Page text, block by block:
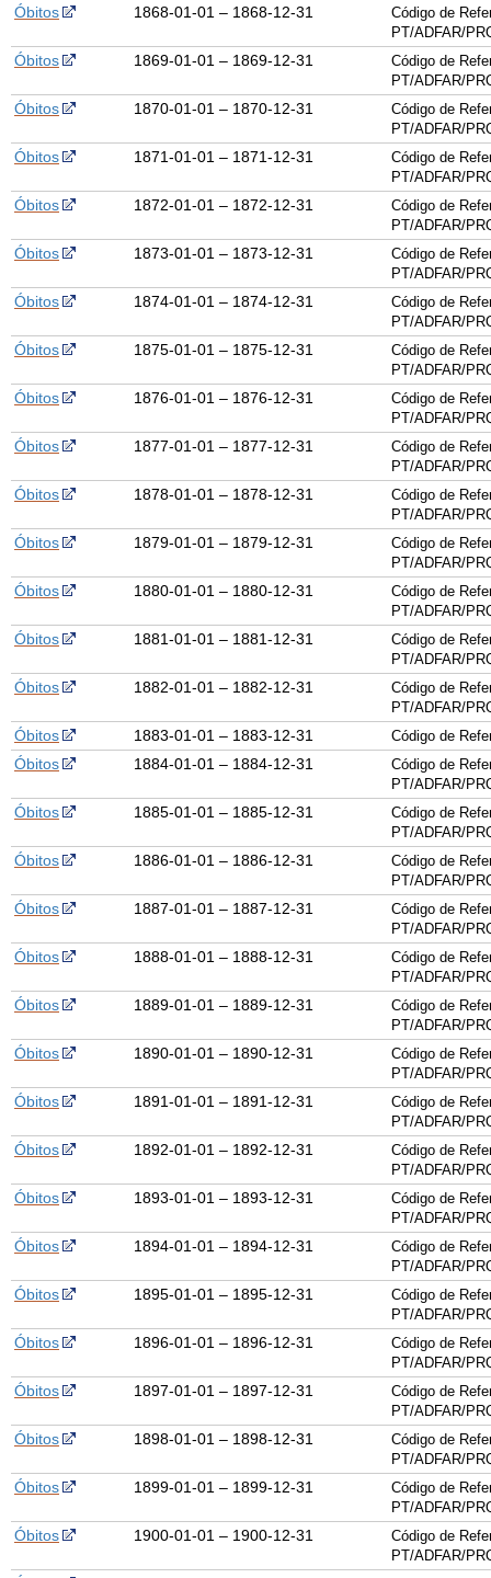
Óbitos 1868-01-01 – 1868-12-31
Código de
PT/ADFAR/
Óbitos 1869-01-01 – 1869-12-31
Código de
PT/ADFAR/
Óbitos 1870-01-01 – 1870-12-31
Código de
PT/ADFAR/
Óbitos 1871-01-01 – 1871-12-31
Código de
PT/ADFAR/
Óbitos 1872-01-01 – 1872-12-31
Código de
PT/ADFAR/
Óbitos 1873-01-01 – 1873-12-31
Código de
PT/ADFAR/
Óbitos 1874-01-01 – 1874-12-31
Código de
PT/ADFAR/
Óbitos 1875-01-01 – 1875-12-31
Código de
PT/ADFAR/
Óbitos 1876-01-01 – 1876-12-31
Código de
PT/ADFAR/
Óbitos 1877-01-01 – 1877-12-31
Código de
PT/ADFAR/
Óbitos 1878-01-01 – 1878-12-31
Código de
PT/ADFAR/
Óbitos 1879-01-01 – 1879-12-31
Código de
PT/ADFAR/
Óbitos 1880-01-01 – 1880-12-31
Código de
PT/ADFAR/
Óbitos 1881-01-01 – 1881-12-31
Código de
PT/ADFAR/
Óbitos 1882-01-01 – 1882-12-31
Código de
PT/ADFAR/
Óbitos 1883-01-01 – 1883-12-31 Código de
Óbitos 1884-01-01 – 1884-12-31
Código de
PT/ADFAR/
Óbitos 1885-01-01 – 1885-12-31
Código de
PT/ADFAR/
Óbitos 1886-01-01 – 1886-12-31
Código de
PT/ADFAR/
Óbitos 1887-01-01 – 1887-12-31
Código de
PT/ADFAR/
Óbitos 1888-01-01 – 1888-12-31
Código de
PT/ADFAR/
Óbitos 1889-01-01 – 1889-12-31
Código de
PT/ADFAR/
Óbitos 1890-01-01 – 1890-12-31
Código de
PT/ADFAR/
Óbitos 1891-01-01 – 1891-12-31
Código de
PT/ADFAR/
Óbitos 1892-01-01 – 1892-12-31
Código de
PT/ADFAR/
Óbitos 1893-01-01 – 1893-12-31
Código de
PT/ADFAR/
Óbitos 1894-01-01 – 1894-12-31
Código de
PT/ADFAR/
Óbitos 1895-01-01 – 1895-12-31
Código de
PT/ADFAR/
Óbitos 1896-01-01 – 1896-12-31
Código de
PT/ADFAR/
Óbitos 1897-01-01 – 1897-12-31
Código de
PT/ADFAR/
Óbitos 1898-01-01 – 1898-12-31
Código de
PT/ADFAR/
Óbitos 1899-01-01 – 1899-12-31
Código de
PT/ADFAR/
Óbitos 1900-01-01 – 1900-12-31
Código de
PT/ADFAR/